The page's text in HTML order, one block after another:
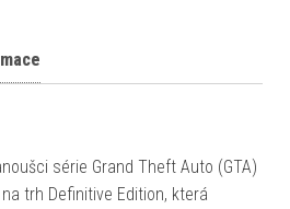
série Grand Theft Auto (GTA)
trh Definitive Edition, která